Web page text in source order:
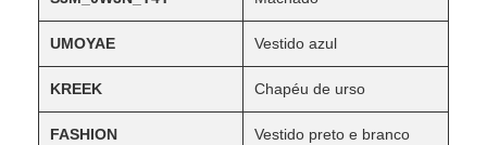
UMOYAE Vestido azul
KREEK Chapéu de urso
FASHION Vestido preto e branco